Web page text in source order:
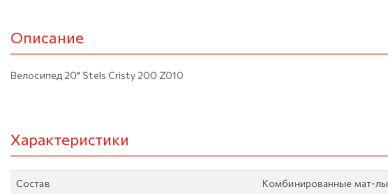
Описание
Велосипед 20" Stels Cristy 200 Z010
Характеристики
Состав Комбинированные мат-лы